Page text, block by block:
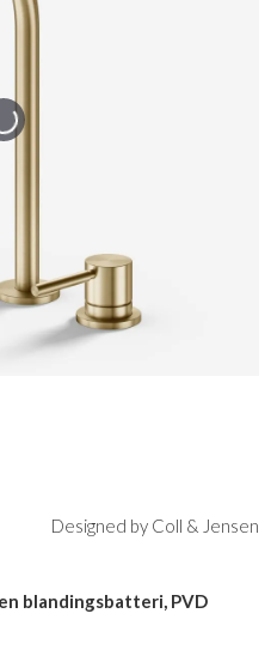
Designed by Coll & Jensen
blandingsbatteri, PVD